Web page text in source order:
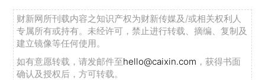
财新网所刊载内容之知识产权为财新传媒及/或相关权利人
专属所有或持有。未经许可，禁止进行转载、摘编、复制及
建立镜像等任何使用。
如有意愿转载，请发邮件至hello@caixin.com ，获得书面
确认及授权后，方可转载。